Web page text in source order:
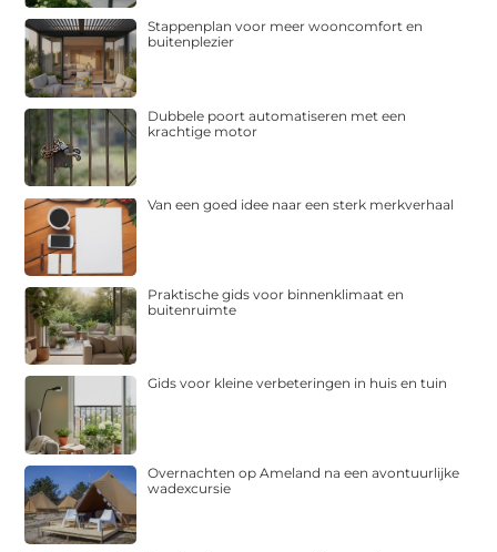
Stappenplan voor meer wooncomfort en
buitenplezier
Dubbele poort automatiseren met een
krachtige motor
Van een goed idee naar een sterk merkverhaal
Praktische gids voor binnenklimaat en
buitenruimte
Gids voor kleine verbeteringen in huis en tuin
Overnachten op Ameland na een avontuurlijke
wadexcursie